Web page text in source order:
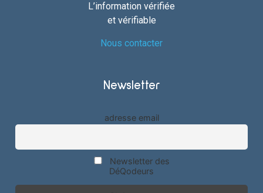
L’information vérifiée
et vérifiable
Nous contacter
Newsletter
adresse email
Newsletter des
DéQodeurs